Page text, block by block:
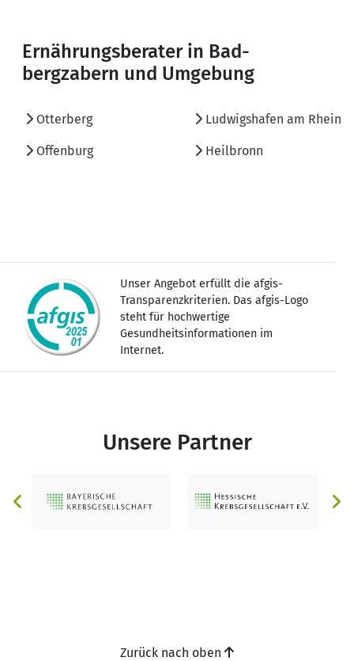
Ernährungsberater in Bad-
bergzabern und Umgebung
Otterberg Ludwigshafen am Rhein
Offenburg Heilbronn
Unser Angebot erfüllt die afgis-
Transparenzkriterien. Das afgis-Logo
steht für hochwertige
Gesundheitsinformationen im
Internet.
Unsere Partner
Zurück nach oben